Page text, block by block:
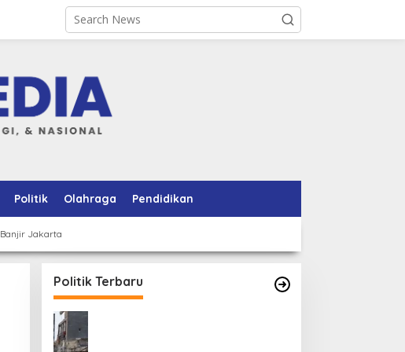
Politik Olahraga Pendidikan
Banjir Jakarta
Politik Terbaru